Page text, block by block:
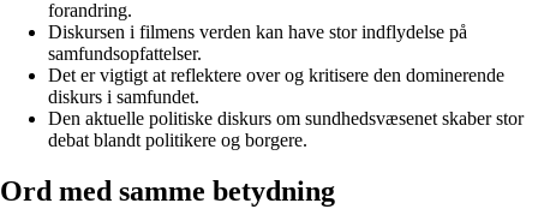
forandring.
Diskursen i filmens verden kan have stor indflydelse på
samfundsopfattelser.
Det er vigtigt at reflektere over og kritisere den dominerende
diskurs i samfundet.
Den aktuelle politiske diskurs om sundhedsvæsenet skaber stor
debat blandt politikere og borgere.
Ord med samme betydning